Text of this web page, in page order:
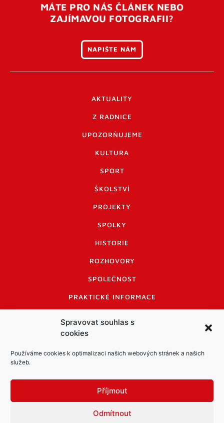
Spravovat souhlas s
cookies
Používáme cookies k optimalizaci našich webových stránek a našich
služeb.
Příjmout
Odmítnout
MÁTE PRO NÁS ČLÁNEK NEBO
ZAJÍMAVOU FOTOGRAFII?
NAPIŠTE NÁM
AKTUALITY
Z RADNICE
UPOZORŇUJEME
KULTURA
SPORT
ŠKOLSTVÍ
PROJEKTY
SPOLKY
HISTORIE
ROZHOVORY
SPOLEČNOST
PRAKTICKÉ INFORMACE
INFORMACE A KODEX DISKUTUJÍCÍCH
LOGO A LOGO MANUÁL
Informace o zpracování osobních údajů